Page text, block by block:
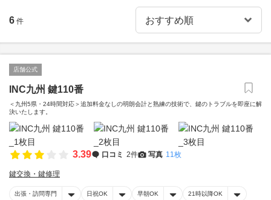
6 件
店舗公式
INC九州 鍵110番
＜九州5県・24時間対応＞追加料金なしの明朗会計と熟練の技術で、鍵のトラブルを即座に解
決いたします。
3.39 口コミ 2件 写真 11枚
鍵交換・鍵修理
出張・訪問専門 日祝OK 早朝OK 21時以降OK